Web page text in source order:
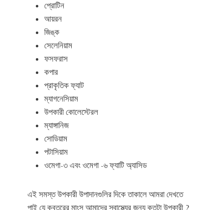
প্রোটিন
আয়রন
জিঙ্ক
সেলেনিয়াম
ফসফরাস
কপার
প্রাকৃতিক ফ্যাট
ম্যাগনেসিয়াম
উপকারী কোলেস্টেরল
ম্যাঙ্গানিজ
সোডিয়াম
পটাসিয়াম
ওমেগা-৩ এবং ওমেগা -৬ ফ্যাটি অ্যাসিড
এই সমস্ত উপকারী উপাদানগুলির দিকে তাকালে আমরা দেখতে
পাই যে কবুতরের মাংস আমাদের স্বাস্থ্যের জন্য কতটা উপকারী ?